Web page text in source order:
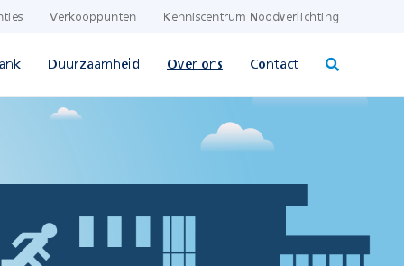
Verkooppunten Kenniscentrum Noodverlichting
Duurzaamheid Over ons Contact